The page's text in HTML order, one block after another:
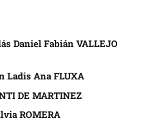
Daniel Fabián VALLEJO
Ladis Ana FLUXA
DE MARTINEZ
ROMERA